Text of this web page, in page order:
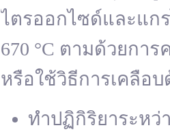
ไตรออกไซด์และแก
670 °C ตามด้วยกา
หรือใช้วิธีการเคลือบ
ทำปฏิกิริยาระหว่